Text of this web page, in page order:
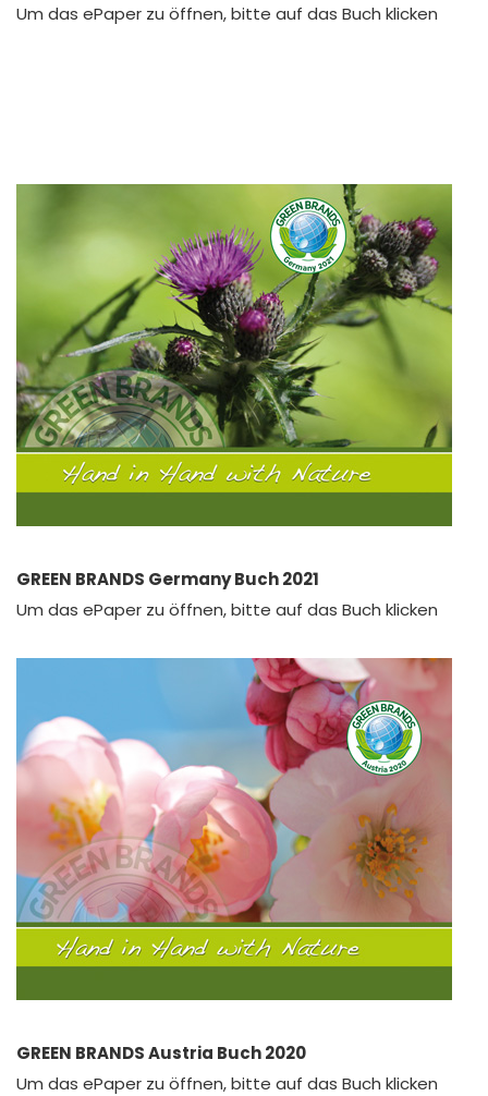
Um das ePaper zu öffnen, bitte auf das Buch klicken
GREEN BRANDS Germany Buch 2021
Um das ePaper zu öffnen, bitte auf das Buch klicken
GREEN BRANDS Austria Buch 2020
Um das ePaper zu öffnen, bitte auf das Buch klicken